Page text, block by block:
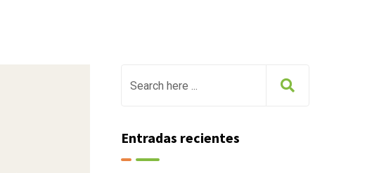
Entradas recientes